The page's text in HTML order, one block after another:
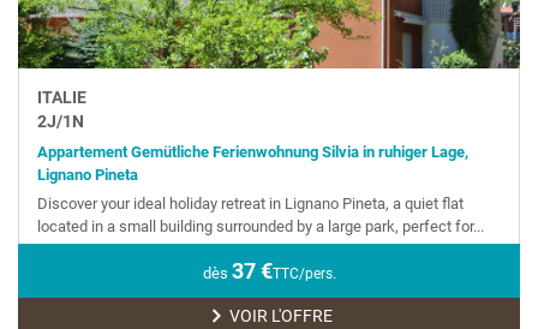
ITALIE
2J/1N
Appartement Gemütliche Ferienwohnung Silvia in ruhiger Lage,
Lignano Pineta
Discover your ideal holiday retreat in Lignano Pineta, a quiet flat
located in a small building surrounded by a large park, perfect for...
dès 37€TTC/pers.
VOIR L'OFFRE